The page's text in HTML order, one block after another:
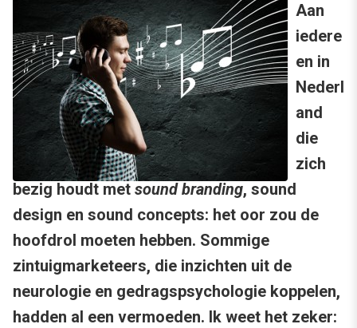
Aan
iedere
en in
Nederl
and
die
zich
bezig houdt met sound branding, sound
design en sound concepts: het oor zou de
hoofdrol moeten hebben. Sommige
zintuigmarketeers, die inzichten uit de
neurologie en gedragspsychologie koppelen,
hadden al een vermoeden. Ik weet het zeker: